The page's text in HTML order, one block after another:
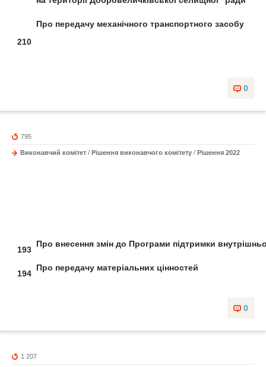
210
Про передачу механічного транспортного засобу
0
795
Виконавчий комітет / Рішення виконавчого комітету / Рішення 2022
193
Про внесення змін до Програми підтримки
194
Про передачу матеріальних цінностей
0
1 207